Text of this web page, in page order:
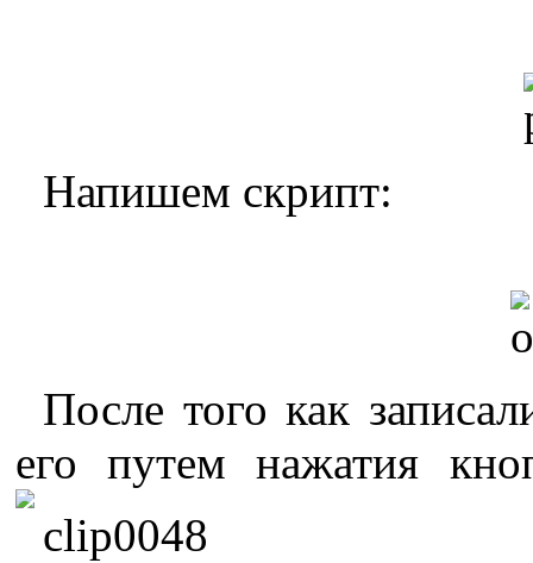
Напишем скрипт:
После того как
его путем нажатия